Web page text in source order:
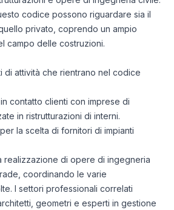
codice possono riguardare sia il
privato, coprendo un ampio
campo delle costruzioni.
di attività che rientrano nel codice
contatto clienti con imprese di
in ristrutturazioni di interni.
la scelta di fornitori di impianti
realizzazione di opere di ingegneria
coordinando le varie
I settori professionali correlati
geometri e esperti in gestione